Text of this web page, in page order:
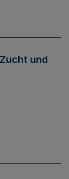
und